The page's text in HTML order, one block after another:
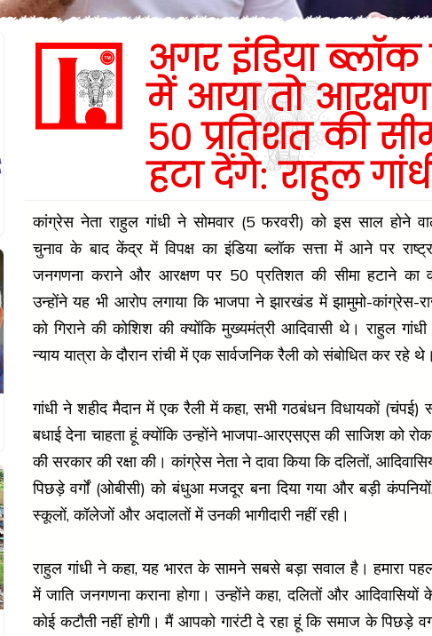
अगर इंडिया ब्लॉक
में आया तो
50 प्रतिशत की
हटा देंगे: राहुल
कांग्रेस नेता राहुल गांधी ने सोमवार (5 फरवरी) को इस साल होने
चुनाव के बाद केंद्र में विपक्ष का इंडिया ब्लॉक सत्ता में आने पर
जनगणना कराने और आरक्षण पर 50 प्रतिशत की सीमा हटाने का
उन्होंने यह भी आरोप लगाया कि भाजपा ने झारखंड में झामुमो-कांग्रेस-
को गिराने की कोशिश की क्योंकि मुख्यमंत्री आदिवासी थे। राहुल गांधी
न्याय यात्रा के दौरान रांची में एक सार्वजनिक रैली को संबोधित कर रहे
गांधी ने शहीद मैदान में एक रैली में कहा, सभी गठबंधन विधायकों (चंपई)
बधाई देना चाहता हूं क्योंकि उन्होंने भाजपा-आरएसएस की साजिश को
की सरकार की रक्षा की। कांग्रेस नेता ने दावा किया कि दलितों,
पिछड़े वर्गों (ओबीसी) को बंधुआ मजदूर बना दिया गया और बड़ी
स्कूलों, कॉलेजों और अदालतों में उनकी भागीदारी नहीं रही।
राहुल गांधी ने कहा, यह भारत के सामने सबसे बड़ा सवाल है। हमारा
में जाति जनगणना कराना होगा। उन्होंने कहा, दलितों और
कोई कटौती नहीं होगी। मैं आपको गारंटी दे रहा हूं कि समाज के पिछड़े